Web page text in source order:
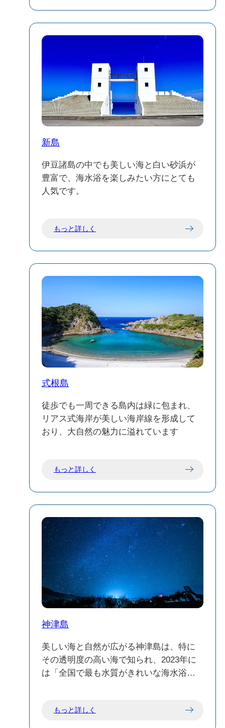
新島
伊豆諸島の中でも美しい海と白い砂浜が
豊富で、海水浴を楽しみたい方にとても
人気です。
もっと詳しく
式根島
徒歩でも一周できる島内は緑に包まれ、
リアス式海岸が美しい海岸線を形成して
おり、大自然の魅力に溢れています
もっと詳しく
神津島
美しい海と自然が広がる神津島は、特に
その透明度の高い海で知られ、2023年に
は「全国で最も水質がきれいな海水浴
もっと詳しく